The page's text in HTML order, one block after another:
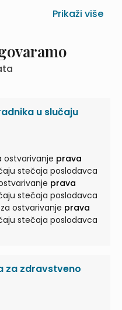
Prikaži više
u slučaju
ostvarivanje prava
stečaja poslodavca
prava
stečaja poslodavca
ostvarivanje prava
stečaja poslodavca
za zdravstveno